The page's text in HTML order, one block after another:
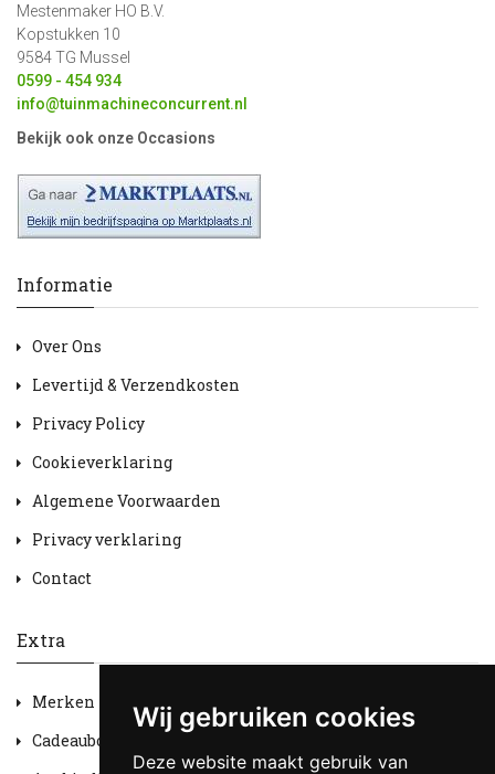
Wij gebruiken cookies
Deze website maakt gebruik van
Mestenmaker HO B.V.
Kopstukken 10
9584 TG Mussel
0599 - 454 934
info@tuinmachineconcurrent.nl
Bekijk ook onze Occasions
Informatie
Over Ons
Levertijd & Verzendkosten
Privacy Policy
Cookieverklaring
Algemene Voorwaarden
Privacy verklaring
Contact
Extra
Merken
Cadeaubon